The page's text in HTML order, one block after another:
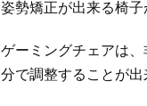
姿勢矯正が出来る椅子
ゲーミングチェアは
分で調整することが出